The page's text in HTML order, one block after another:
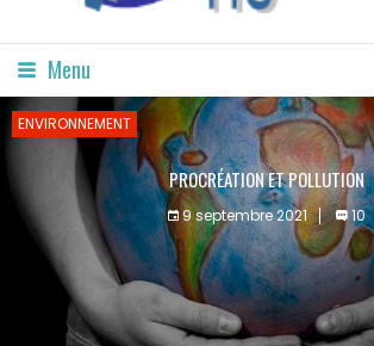
Menu
ENVIRONNEMENT
PROCRÉATION ET POLLUTION
9 septembre 2021 10